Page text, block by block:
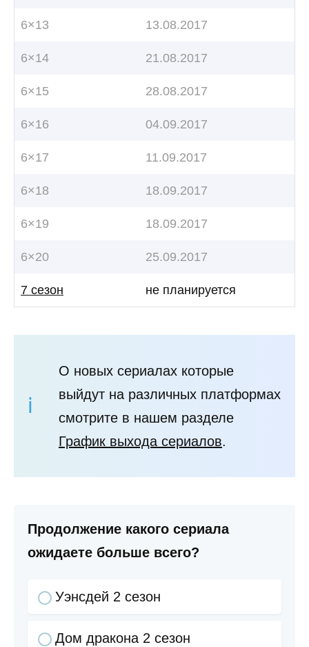
6×13 13.08.2017
6×14 21.08.2017
6×15 28.08.2017
6×16 04.09.2017
6×17 11.09.2017
6×18 18.09.2017
6×19 18.09.2017
6×20 25.09.2017
7 сезон не планируется
О новых сериалах которые
выйдут на различных платформах
смотрите в нашем разделе
График выхода сериалов.
Продолжение какого сериала
ожидаете больше всего?
Уэнсдей 2 сезон
Дом дракона 2 сезон